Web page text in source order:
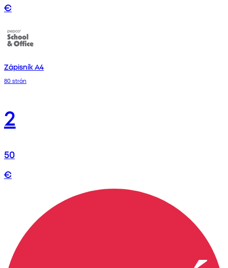
€
Zápisník A4
80 strán
2
50
€